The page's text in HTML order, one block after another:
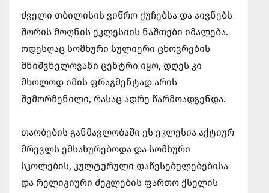
ძველი თბილისის ვიწრო ქუჩებსა და აივნებს
შორის მოღნის ეკლესიის ნაშთები იმალება.
ოდესღაც სომხური სულიერი ცხოვრების
მნიშვნელოვანი ცენტრი იყო, დღეს კი
მხოლოდ იმის ფრაგმენტად არის
შემორჩენილი, რასაც ადრე წარმოადგენდა.
თაობების განმავლობაში ეს ეკლესია აქტიურ
მრევლს ემსახურებოდა და სომხური
სკოლების, კულტურული დაწესებულებებისა
და რელიგიური ძეგლების ფართო ქსელის